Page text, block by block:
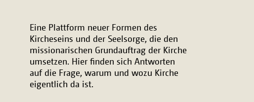
Eine Plattform neuer Formen des
Kircheseins und der Seelsorge, die den
missionarischen Grundauftrag der Kirche
umsetzen. Hier finden sich Antworten
auf die Frage, warum und wozu Kirche
eigentlich da ist.